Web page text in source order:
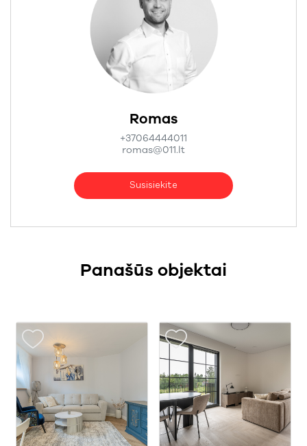
Romas
+37064444011
romas@011.lt
Susisiekite
Panašūs objektai